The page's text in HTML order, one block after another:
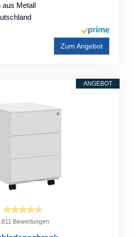
aus Metall
Zum Angebot
ANGEBOT
Bewertungen